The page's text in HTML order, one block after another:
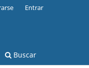
Buscar
Entrar